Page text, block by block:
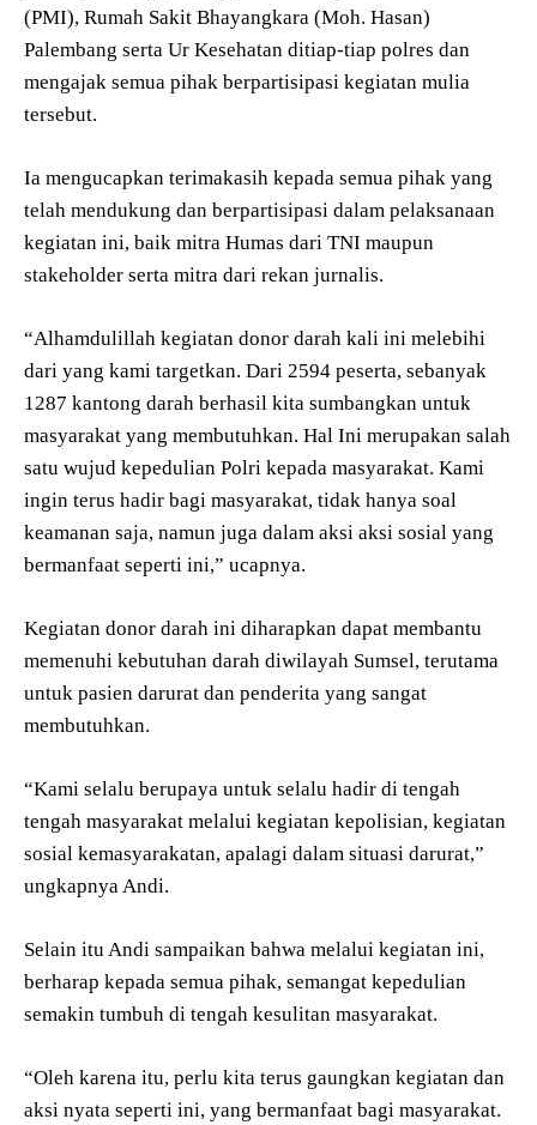
(PMI), Rumah Sakit Bhayangkara (Moh. Hasan)
Palembang serta Ur Kesehatan ditiap-tiap polres dan
mengajak semua pihak berpartisipasi kegiatan mulia
tersebut.
Ia mengucapkan terimakasih kepada semua pihak yang
telah mendukung dan berpartisipasi dalam pelaksanaan
kegiatan ini, baik mitra Humas dari TNI maupun
stakeholder serta mitra dari rekan jurnalis.
“Alhamdulillah kegiatan donor darah kali ini melebihi
dari yang kami targetkan. Dari 2594 peserta, sebanyak
1287 kantong darah berhasil kita sumbangkan untuk
masyarakat yang membutuhkan. Hal Ini merupakan salah
satu wujud kepedulian Polri kepada masyarakat. Kami
ingin terus hadir bagi masyarakat, tidak hanya soal
keamanan saja, namun juga dalam aksi aksi sosial yang
bermanfaat seperti ini,” ucapnya.
Kegiatan donor darah ini diharapkan dapat membantu
memenuhi kebutuhan darah diwilayah Sumsel, terutama
untuk pasien darurat dan penderita yang sangat
membutuhkan.
“Kami selalu berupaya untuk selalu hadir di tengah
tengah masyarakat melalui kegiatan kepolisian, kegiatan
sosial kemasyarakatan, apalagi dalam situasi darurat,”
ungkapnya Andi.
Selain itu Andi sampaikan bahwa melalui kegiatan ini,
berharap kepada semua pihak, semangat kepedulian
semakin tumbuh di tengah kesulitan masyarakat.
“Oleh karena itu, perlu kita terus gaungkan kegiatan dan
aksi nyata seperti ini, yang bermanfaat bagi masyarakat.